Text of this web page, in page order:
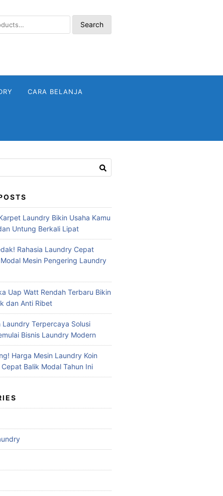
Search
CARA BELANJA
Laundry Bikin Usaha Kamu
Untung Berkali Lipat
Rahasia Laundry Cepat
Mesin Pengering Laundry
Uap Watt Rendah Terbaru Bikin
dan Anti Ribet
Laundry Terpercaya Solusi
Bisnis Laundry Modern
Harga Mesin Laundry Koin
Balik Modal Tahun Ini